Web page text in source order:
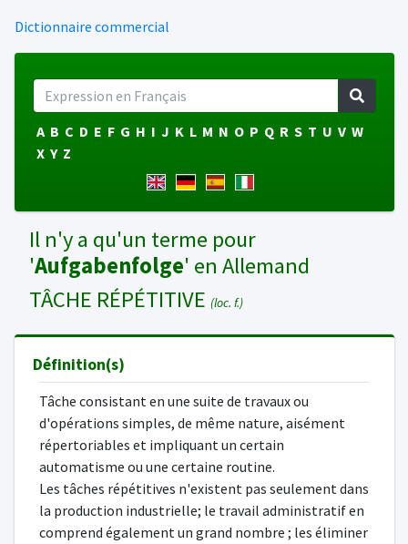
Dictionnaire commercial
A B C D E F G H I J K L M N O P Q R S T U V W
X Y Z
Il n'y a qu'un terme pour
'Aufgabenfolge' en Allemand
TÂCHE RÉPÉTITIVE (loc. f.)
Définition(s)
Tâche consistant en une suite de travaux ou
d'opérations simples, de même nature, aisément
répertoriables et impliquant un certain
automatisme ou une certaine routine.
Les tâches répétitives n'existent pas seulement dans
la production industrielle; le travail administratif en
comprend également un grand nombre ; les éliminer